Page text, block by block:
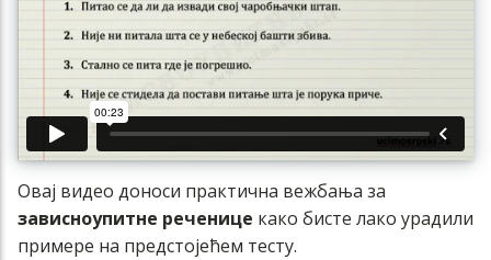
Овај видео доноси практична вежбања за
зависноупитне реченице како бисте лако урадили
примере на предстојећем тесту.